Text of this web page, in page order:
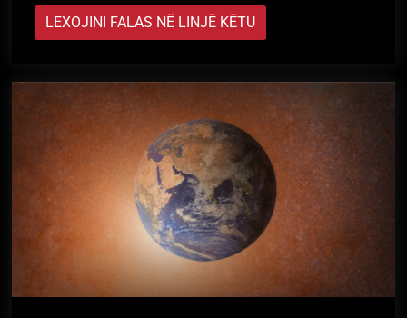
LEXOJINI FALAS NË LINJË KËTU